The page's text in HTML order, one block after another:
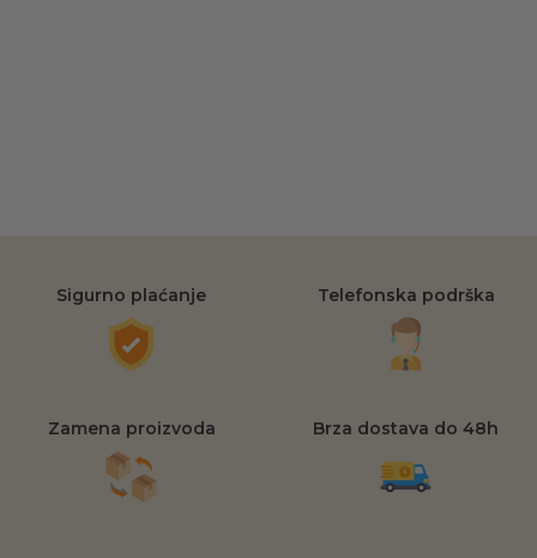
Sigurno plaćanje Telefonska podrška
Zamena proizvoda Brza dostava do 48h